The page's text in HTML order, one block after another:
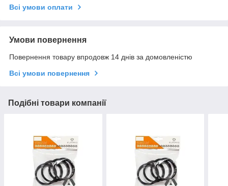
Всі умови оплати
Умови повернення
Повернення товару впродовж 14 днів за домовленістю
Всі умови повернення
Подібні товари компанії